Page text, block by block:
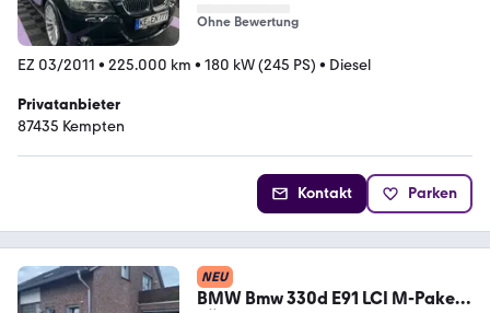
Ohne Bewertung
EZ 03/2011 • 225.000 km • 180 kW (245 PS) • Diesel
Privatanbieter
87435 Kempten
Kontakt Parken
NEU
BMW Bmw 330d E91 LCI M-Paket